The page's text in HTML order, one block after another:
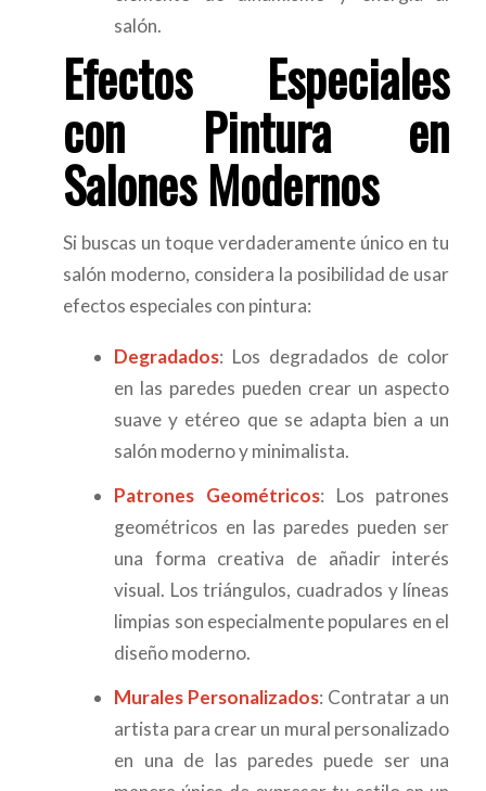
salón.
Efectos Especiales
con Pintura en
Salones Modernos
Si buscas un toque verdaderamente único en tu
salón moderno, considera la posibilidad de usar
efectos especiales con pintura:
Degradados: Los degradados de color
en las paredes pueden crear un aspecto
suave y etéreo que se adapta bien a un
salón moderno y minimalista.
Patrones Geométricos: Los patrones
geométricos en las paredes pueden ser
una forma creativa de añadir interés
visual. Los triángulos, cuadrados y líneas
limpias son especialmente populares en el
diseño moderno.
Murales Personalizados: Contratar a un
artista para crear un mural personalizado
en una de las paredes puede ser una